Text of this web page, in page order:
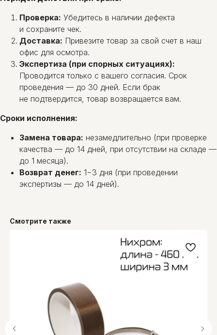
Проверка: Убедитесь в наличии дефекта
и сохраните чек.
Доставка: Привезите товар за свой счет в наш
офис для осмотра.
Экспертиза (при спорных ситуациях):
Проводится только с вашего согласия. Срок
проведения — до 30 дней. Если брак
не подтвердится, товар возвращается вам.
Сроки исполнения:
Замена товара: незамедлительно (при проверке
качества — до 14 дней, при отсутствии на складе —
до 1 месяца).
Возврат денег: 1−3 дня (при проведении
экспертизы — до 14 дней).
Смотрите также